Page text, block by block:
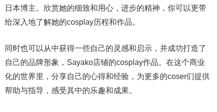
日本博主。欣赏她的细致和用心，进步的精神，你可以更带
给深入地了解她的cosplay历程和作品。
同时也可以从中获得一些自己的灵感和启示，并成功打造了
自己的品牌形象，Sayako店铺的cosplay作品。在这个商业
化的世界里，分享自己的心得和经验，为更多的coser们提供
帮助与指导，感受其中的乐趣和成果。